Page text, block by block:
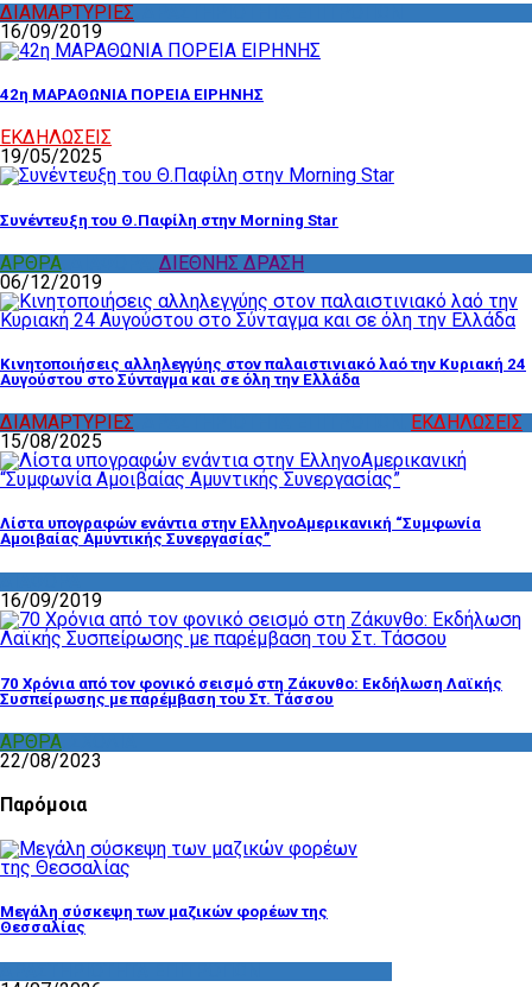
ΔΙΑΜΑΡΤΥΡΙΕΣ
16/09/2019
42η ΜΑΡΑΘΩΝΙΑ ΠΟΡΕΙΑ ΕΙΡΗΝΗΣ
ΕΚΔΗΛΩΣΕΙΣ
19/05/2025
Συνέντευξη του Θ.Παφίλη στην Morning Star
ΑΡΘΡΑ
ΔΙΕΘΝΗΣ ΔΡΑΣΗ
06/12/2019
Κινητοποιήσεις αλληλεγγύης στον παλαιστινιακό λαό την Κυριακή 24
Αυγούστου στο Σύνταγμα και σε όλη την Ελλάδα
ΔΙΑΜΑΡΤΥΡΙΕΣ
ΕΚΔΗΛΩΣΕΙΣ
15/08/2025
Λίστα υπογραφών ενάντια στην ΕλληνοΑμερικανική “Συμφωνία
Αμοιβαίας Αμυντικής Συνεργασίας”
16/09/2019
70 Χρόνια από τον φονικό σεισμό στη Ζάκυνθο: Εκδήλωση Λαϊκής
Συσπείρωσης με παρέμβαση του Στ. Τάσσου
ΑΡΘΡΑ
22/08/2023
Παρόμοια
Μεγάλη σύσκεψη των μαζικών φορέων της
Θεσσαλίας